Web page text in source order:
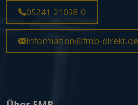
05241-21098-0
information@fmb-direkt.de